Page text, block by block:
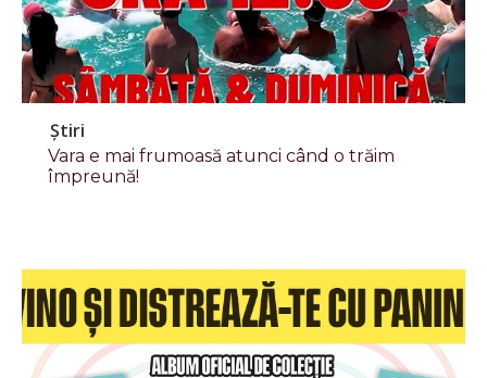
Știri
Vara e mai frumoasă atunci când o trăim
împreună!